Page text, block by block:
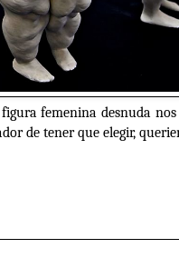
femenina desnuda
de tener que elegir,